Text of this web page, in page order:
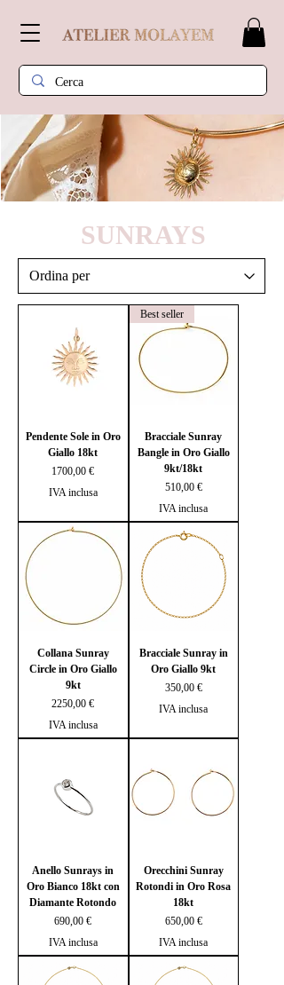
SUNRAYS
Pendente Sole in Oro
Giallo 18kt
Prezzo
1700,00 €
IVA inclusa
Best seller
Bracciale Sunray
Bangle in Oro Giallo
9kt/18kt
Prezzo
510,00 €
IVA inclusa
Collana Sunray
Circle in Oro Giallo
9kt
Prezzo
2250,00 €
IVA inclusa
Bracciale Sunray in
Oro Giallo 9kt
Prezzo
350,00 €
IVA inclusa
Anello Sunrays in
Oro Bianco 18kt con
Diamante Rotondo
Prezzo
690,00 €
IVA inclusa
Orecchini Sunray
Rotondi in Oro Rosa
18kt
Prezzo
650,00 €
IVA inclusa